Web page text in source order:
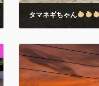
タマネギちゃん
例年より早めの桜
の開
ズキもビックリ開花の今
タマネギちゃん
たち
す…！ 続報はまた…